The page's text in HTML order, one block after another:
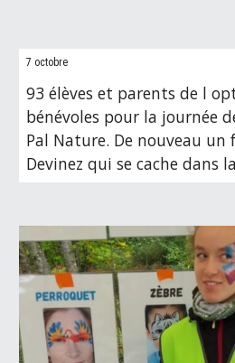
7 octobre
93 élèves et parents de l
bénévoles pour la journée
Pal Nature. De nouveau un
Devinez qui se cache dans